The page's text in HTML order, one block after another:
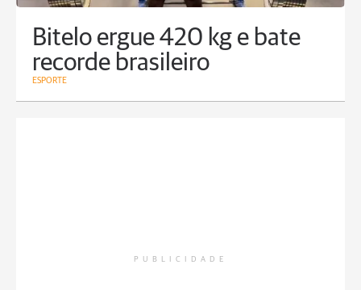
Bitelo ergue 420 kg e bate
recorde brasileiro
ESPORTE
PUBLICIDADE